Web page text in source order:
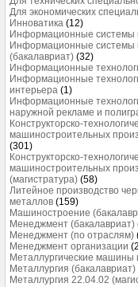
Для экономических
Инноватика (12)
Информационные системы
Информационные системы
(бакалавриат) (32)
Информационные
Информационные
интерьера (1)
Информационные
наружной рекламе и
Конструкторско-
машиностроительных
(301)
Конструкторско-
машиностроительных
(магистратура) (58)
Литейное производство
металлов (159)
Машиностроение
Менеджмент (бакалавриат)
Менеджмент (по отраслям)
Менеджмент организации
Металлургические машины
Металлургия (бакалавриат)
Металлургия 22.04.02